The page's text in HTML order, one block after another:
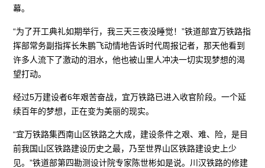
幕。
“为了开工典礼如期举行，我三天三夜没睡觉！”铁道部宜万铁路指
挥部常务副指挥长朱鹏飞动情地告诉时代周报记者，那天他看到
许多人流下了激动的泪水，他也被山里人冲决一切实现梦想的渴
望打动。
经过5万建设者6年艰苦奋战，宜万铁路已进入收官阶段。一个延
续百年的梦想，正在变为美丽的现实。
“宜万铁路集西南山区铁路之大成，建设条件之艰、难、险，是目
前我国山区铁路建设历史之最，乃至世界山区铁路建设史上少
见。”铁道部第四勘测设计院专家陈世彬如是说。川汉铁路的修建